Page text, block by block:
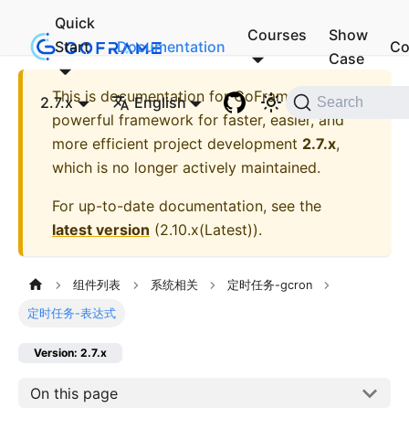
Quick
Start
Documentation
Courses
Show
Case
2.7.x English Search
This is documentation forGoFrame - A
powerful framework for faster, easier, and
more efficient project development 2.7.x,
which is no longer actively maintained.
For up-to-date documentation, see the
latest version (2.10.x(Latest)).
组件列表 系统相关 定时任务-gcron
定时任务-表达式
Version: 2.7.x
On this page